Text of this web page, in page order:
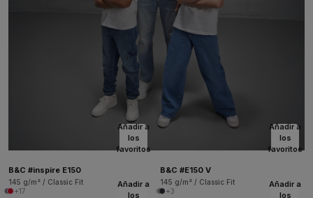
Añadir a
los
favoritos
B&C #inspire E150
145 g/m² / Classic Fit
+17
Añadir a
los
favoritos
B&C #E150 V
145 g/m² / Classic Fit
+3
Añadir a
los
Añadir a
los